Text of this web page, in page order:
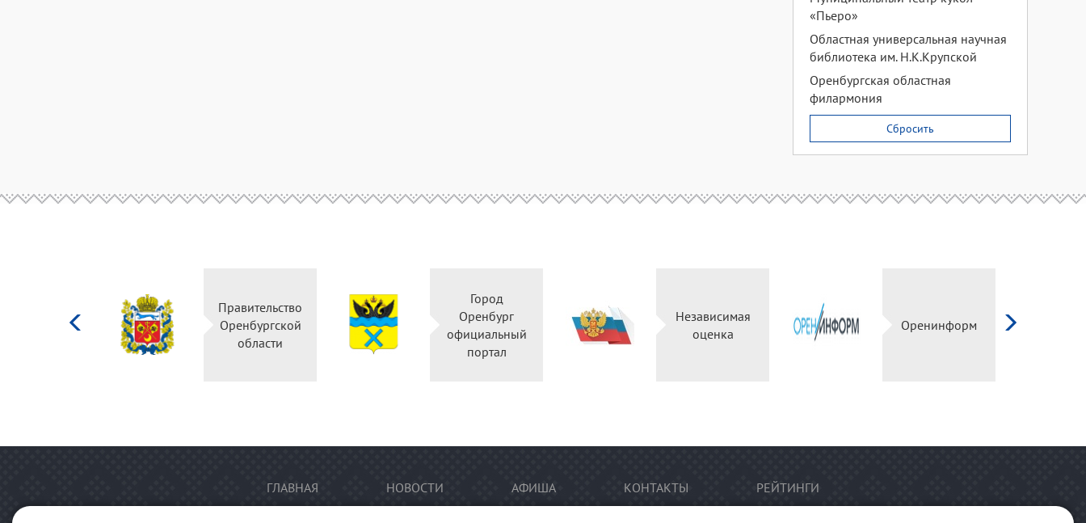
«Пьеро»
Областная универсальная научная
библиотека им. Н.К.Крупской
Оренбургская областная
филармония
Сбросить
Правительство
Оренбургской
области
Город
Оренбург
официальный
портал
Независимая
оценка
Оренинформ
ГЛАВНАЯ НОВОСТИ АФИША КОНТАКТЫ РЕЙТИНГИ